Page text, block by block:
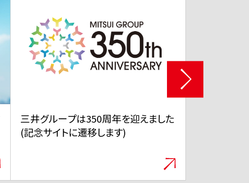
三井不動産サステナブルSTORY
Vol.26 捨てない選択が、世界とつな